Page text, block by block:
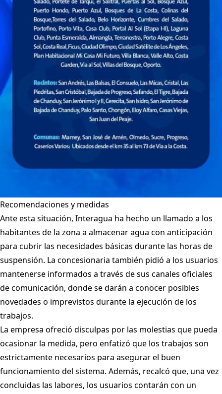
Recomendaciones y medidas
Ante esta situación, Interagua ha hecho un llamado a los
habitantes de la zona a almacenar agua con anticipación
para cubrir las necesidades básicas durante las horas de
suspensión. La concesionaria también pidió a los usuarios
mantenerse informados a través de sus canales oficiales
de comunicación, donde se darán a conocer posibles
novedades o imprevistos durante la ejecución de los
trabajos.
La empresa ofreció disculpas por las molestias que pueda
ocasionar la medida, pero enfatizó que los trabajos son
estrictamente necesarios para asegurar el buen
funcionamiento del sistema. Además, recalcó que, una vez
concluidas las labores, los usuarios contarán con un